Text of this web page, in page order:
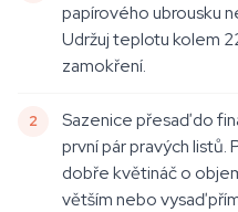
papírového ubrousku
Udržuj teplotu kolem
zamokření.
Sazenice přesaď do
první pár pravých listů.
dobře květináč o
větším nebo vysaď